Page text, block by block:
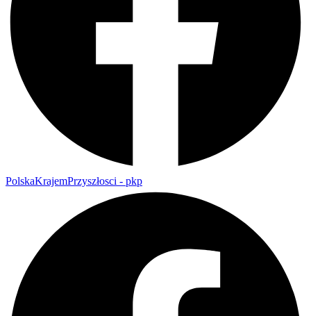
PolskaKrajemPrzyszłosci - pkp